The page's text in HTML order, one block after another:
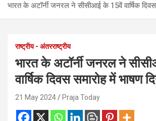
भारत के अटॉर्नी जनरल ने सीसीआई के 15वें वार्षिक दिवस
राष्ट्रीय - अंतरराष्ट्रीय
भारत के अटॉर्नी जनरल ने
वार्षिक दिवस समारोह में भाषण
21 May 2024 Praja Today